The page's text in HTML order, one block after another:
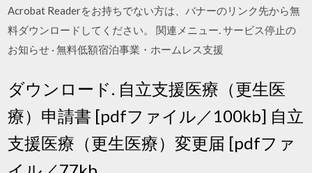
Acrobat Readerをお持ちでない方は、バナーのリンク先から無
料ダウンロードしてください。 関連メニュー. サービス停止の
お知らせ · 無料低額宿泊事業・ホームレス支援
ダウンロード. 自立支援医療（更生医
療）申請書 [pdfファイル／100kb] 自立
支援医療（更生医療）変更届 [pdfファ